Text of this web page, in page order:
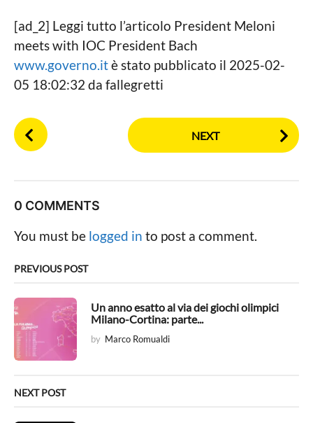
[ad_2] Leggi tutto l’articolo President Meloni
meets with IOC President Bach
www.governo.itè stato pubblicato il 2025-02-
05 18:02:32 da fallegretti
P
o
P
a
g
n
t
i
o
n
NEXT
0 COMMENTS
You must be logged in to post a comment.
PREVIOUS POST
Un anno esatto al via dei giochi olimpici
Milano-Cortina: parte...
by Marco Romualdi
NEXT POST